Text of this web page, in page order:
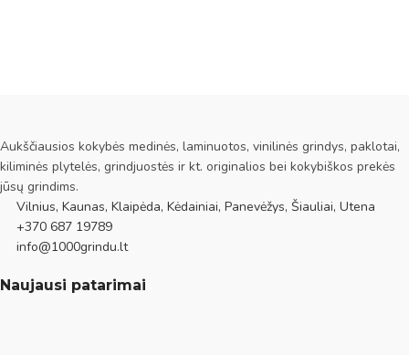
Aukščiausios kokybės medinės, laminuotos, vinilinės grindys, paklotai,
kiliminės plytelės, grindjuostės ir kt. originalios bei kokybiškos prekės
jūsų grindims.
Vilnius, Kaunas, Klaipėda, Kėdainiai, Panevėžys, Šiauliai, Utena
+370 687 19789
info@1000grindu.lt
Naujausi patarimai